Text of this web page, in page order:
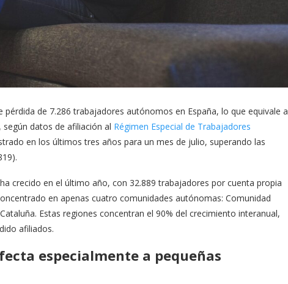
de 7.286 trabajadores autónomos en España, lo que equivale a
datos de afiliación al Régimen Especial de Trabajadores
en los últimos tres años para un mes de julio, superando las
crecido en el último año, con 32.889 trabajadores por cuenta propia
en apenas cuatro comunidades autónomas: Comunidad
Estas regiones concentran el 90% del crecimiento interanual,
afiliados.
especialmente a pequeñas